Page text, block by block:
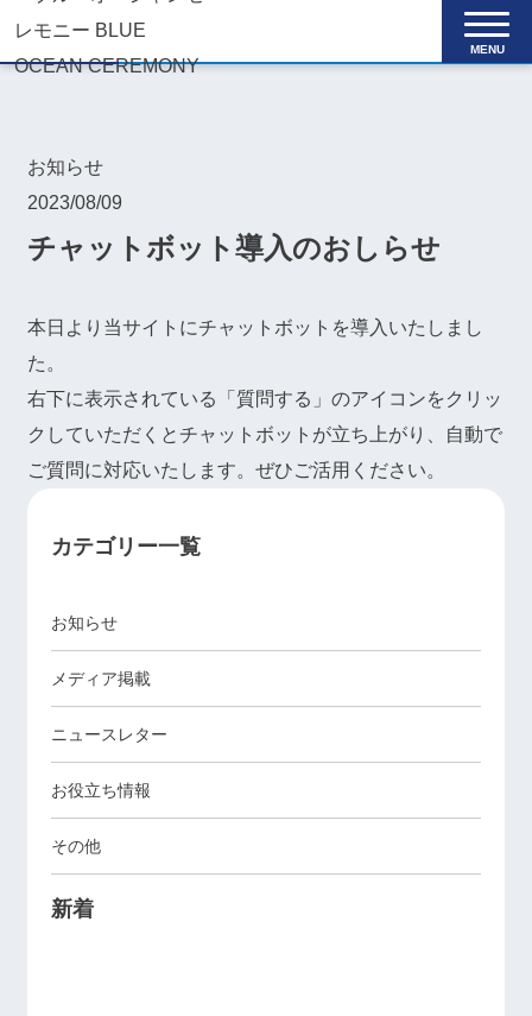
MENU
お知らせ
2023/08/09
チャットボット導入のおしらせ
本日より当サイトにチャットボットを導入いたしまし
た。
右下に表示されている「質問する」のアイコンをクリッ
クしていただくとチャットボットが立ち上がり、自動で
ご質問に対応いたします。ぜひご活用ください。
カテゴリー一覧
お知らせ
メディア掲載
ニュースレター
お役立ち情報
その他
新着